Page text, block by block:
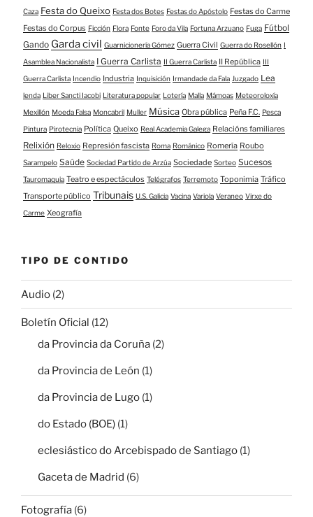
Caza Festa do Queixo Festa dos Botes Festas do Apóstolo Festas do Carme
Festas do Corpus Ficción Flora Fonte Foro da Vila Fortuna Arzuano Fuga Fútbol
Gando Garda civil Guarnicionería Gómez Guerra Civil Guerra do Rosellón I
Asamblea Nacionalista I Guerra Carlista II Guerra Carlista II República III
Guerra Carlista Incendio Industria Inquisición Irmandade da Fala Juzgado Lea
lenda Liber Sancti Iacobi Literatura popular Lotería Malla Mámoas Meteoroloxía
Mexillón Moeda Falsa Moncabril Muller Música Obra pública Peña F.C. Pesca
Pintura Pirotecnia Política Queixo Real Academia Galega Relacións familiares
Relixión Reloxio Represión fascista Roma Románico Romería Roubo
Sarampelo Saúde Sociedad Partido de Arzúa Sociedade Sorteo Sucesos
Tauromaquia Teatro e espectáculos Telégrafos Terremoto Toponimia Tráfico
Transporte público Tribunais U.S. Galicia Vacina Variola Veraneo Virxe do
Carme Xeografía
TIPO DE CONTIDO
Audio (2)
Boletín Oficial (12)
da Provincia da Coruña (2)
da Provincia de León (1)
da Provincia de Lugo (1)
do Estado (BOE) (1)
eclesiástico do Arcebispado de Santiago (1)
Gaceta de Madrid (6)
Fotografía (6)